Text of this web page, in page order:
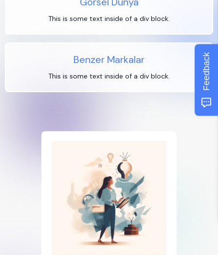
This is some text inside of a div block.
Benzer Markalar
This is some text inside of a div block. Feedback